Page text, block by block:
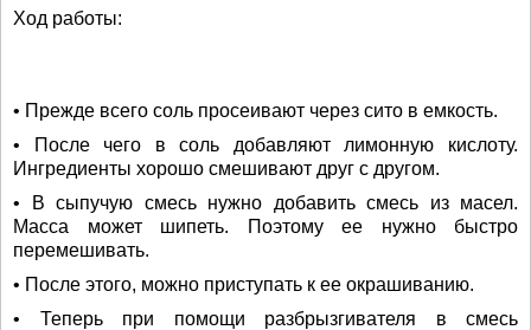
Ход работы:
• Прежде всего соль просеивают через сито в емкость.
• После чего в соль добавляют лимонную кислоту.
Ингредиенты хорошо смешивают друг с другом.
• В сыпучую смесь нужно добавить смесь из масел.
Масса может шипеть. Поэтому ее нужно быстро
перемешивать.
• После этого, можно приступать к ее окрашиванию.
• Теперь при помощи разбрызгивателя в смесь